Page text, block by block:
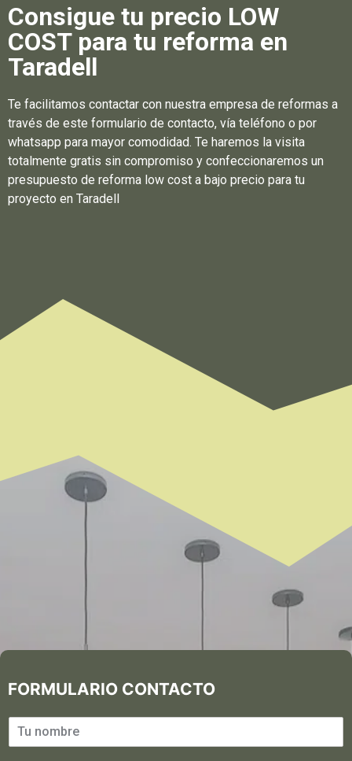
Consigue tu precio LOW
COST para tu reforma en
Taradell
Te facilitamos contactar con nuestra empresa de reformas a
través de este formulario de contacto, vía teléfono o por
whatsapp para mayor comodidad. Te haremos la visita
totalmente gratis sin compromiso y confeccionaremos un
presupuesto de reforma low cost a bajo precio para tu
proyecto en Taradell
FORMULARIO CONTACTO